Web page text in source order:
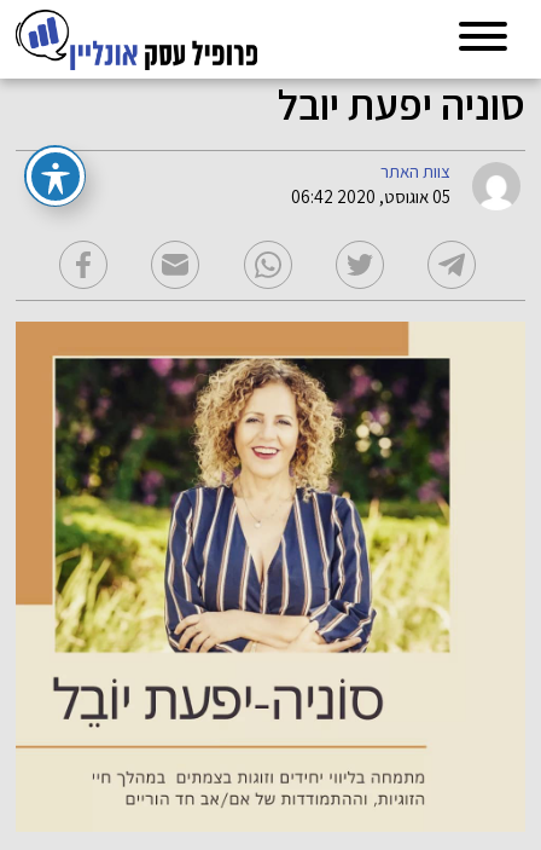
סוניה יפעת יובל
צוות האתר
05 אוגוסט, 2020 06:42